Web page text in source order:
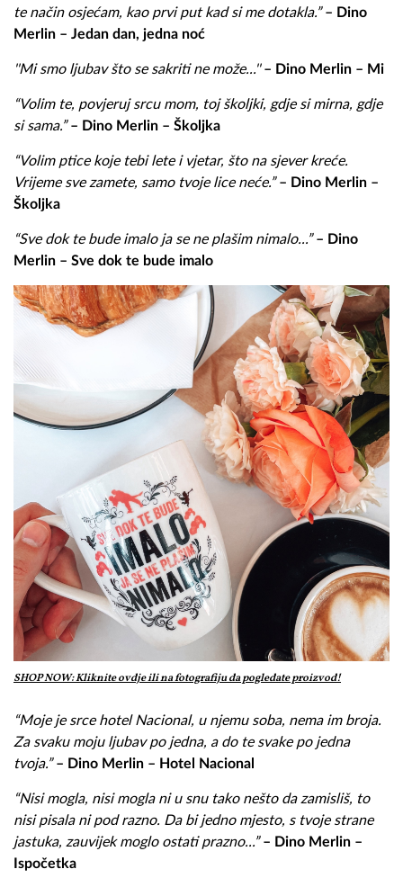
te način osjećam, kao prvi put kad si me dotakla.”– Dino
Merlin – Jedan dan, jedna noć
''Mi smo ljubav što se sakriti ne može...'' – Dino Merlin – Mi
“Volim te, povjeruj srcu mom, toj školjki, gdje si mirna, gdje
si sama.”– Dino Merlin – Školjka
“Volim ptice koje tebi lete i vjetar, što na sjever kreće.
Vrijeme sve zamete, samo tvoje lice neće.”– Dino Merlin –
Školjka
“Sve dok te bude imalo ja se ne plašim nimalo...”– Dino
Merlin – Sve dok te bude imalo
SHOP NOW: Kliknite ovdje ili na fotografiju da pogledate proizvod!
“Moje je srce hotel Nacional, u njemu soba, nema im broja.
Za svaku moju ljubav po jedna, a do te svake po jedna
tvoja.”– Dino Merlin – Hotel Nacional
“Nisi mogla, nisi mogla ni u snu tako nešto da zamisliš, to
nisi pisala ni pod razno. Da bi jedno mjesto, s tvoje strane
jastuka, zauvijek moglo ostati prazno...”– Dino Merlin –
Ispočetka